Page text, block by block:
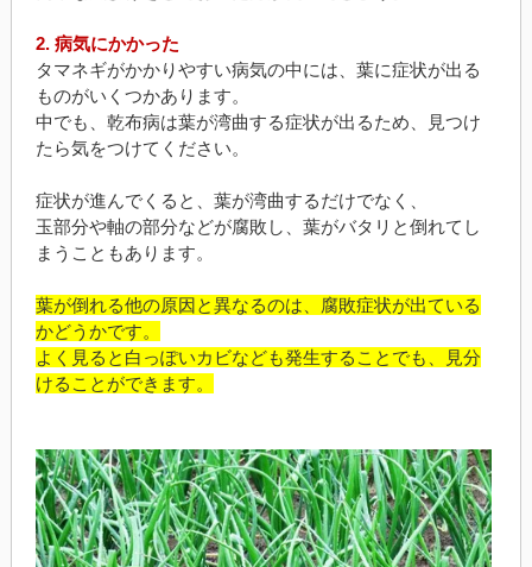
2. 病気にかかった
タマネギがかかりやすい病気の中には、葉に症状が出る
ものがいくつかあります。
中でも、乾布病は葉が湾曲する症状が出るため、見つけ
たら気をつけてください。
症状が進んでくると、葉が湾曲するだけでなく、
玉部分や軸の部分などが腐敗し、葉がバタリと倒れてし
まうこともあります。
葉が倒れる他の原因と異なるのは、腐敗症状が出ている
かどうかです。
よく見ると白っぽいカビなども発生することでも、見分
けることができます。